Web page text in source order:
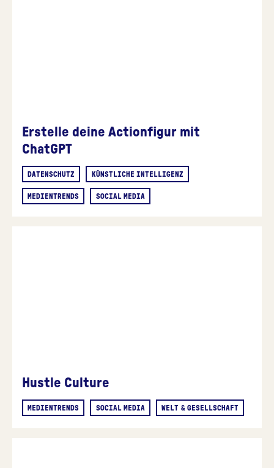
Erstelle deine Actionfigur mit
ChatGPT
DATENSCHUTZ KÜNSTLICHE INTELLIGENZ
MEDIENTRENDS SOCIAL MEDIA
Hustle Culture
MEDIENTRENDS SOCIAL MEDIA WELT & GESELLSCHAFT